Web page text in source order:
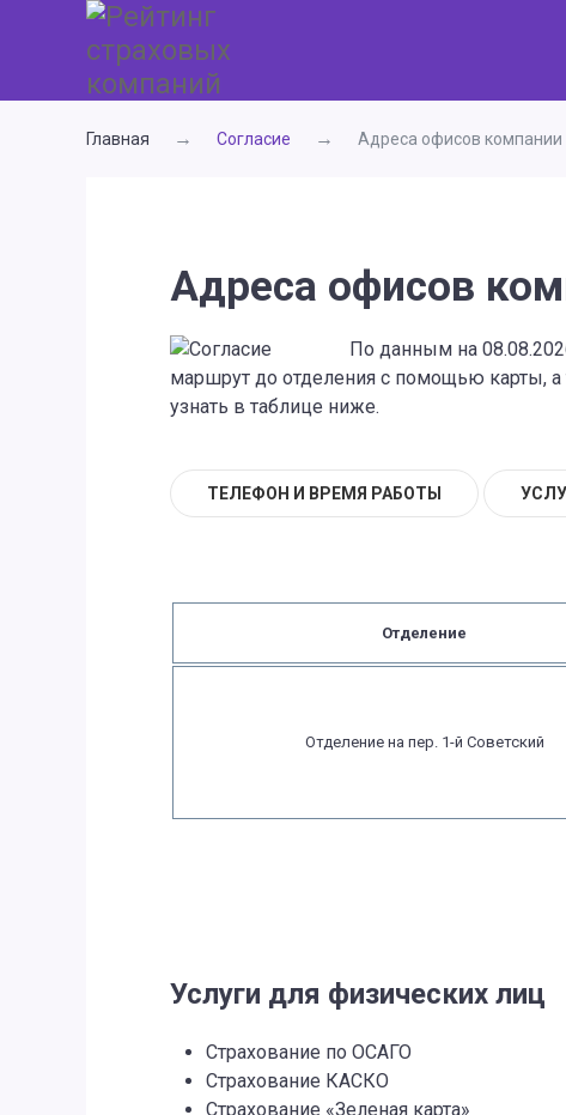
Главная Согласие Адреса офисов компании
Адреса офисов
По данным на
маршрут до отделения с помощью карты, а
узнать в таблице ниже.
ТЕЛЕФОН И ВРЕМЯ РАБОТЫ
Отделение
Отделение на пер. 1-й Советский
Услуги для физических лиц
Страхование по ОСАГО
Страхование КАСКО
Страхование «Зеленая карта»